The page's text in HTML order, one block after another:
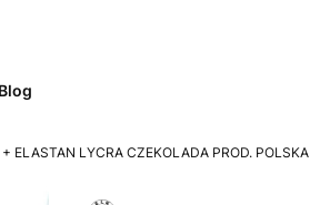
Blog
ELASTAN LYCRA CZEKOLADA PROD. POLSKA